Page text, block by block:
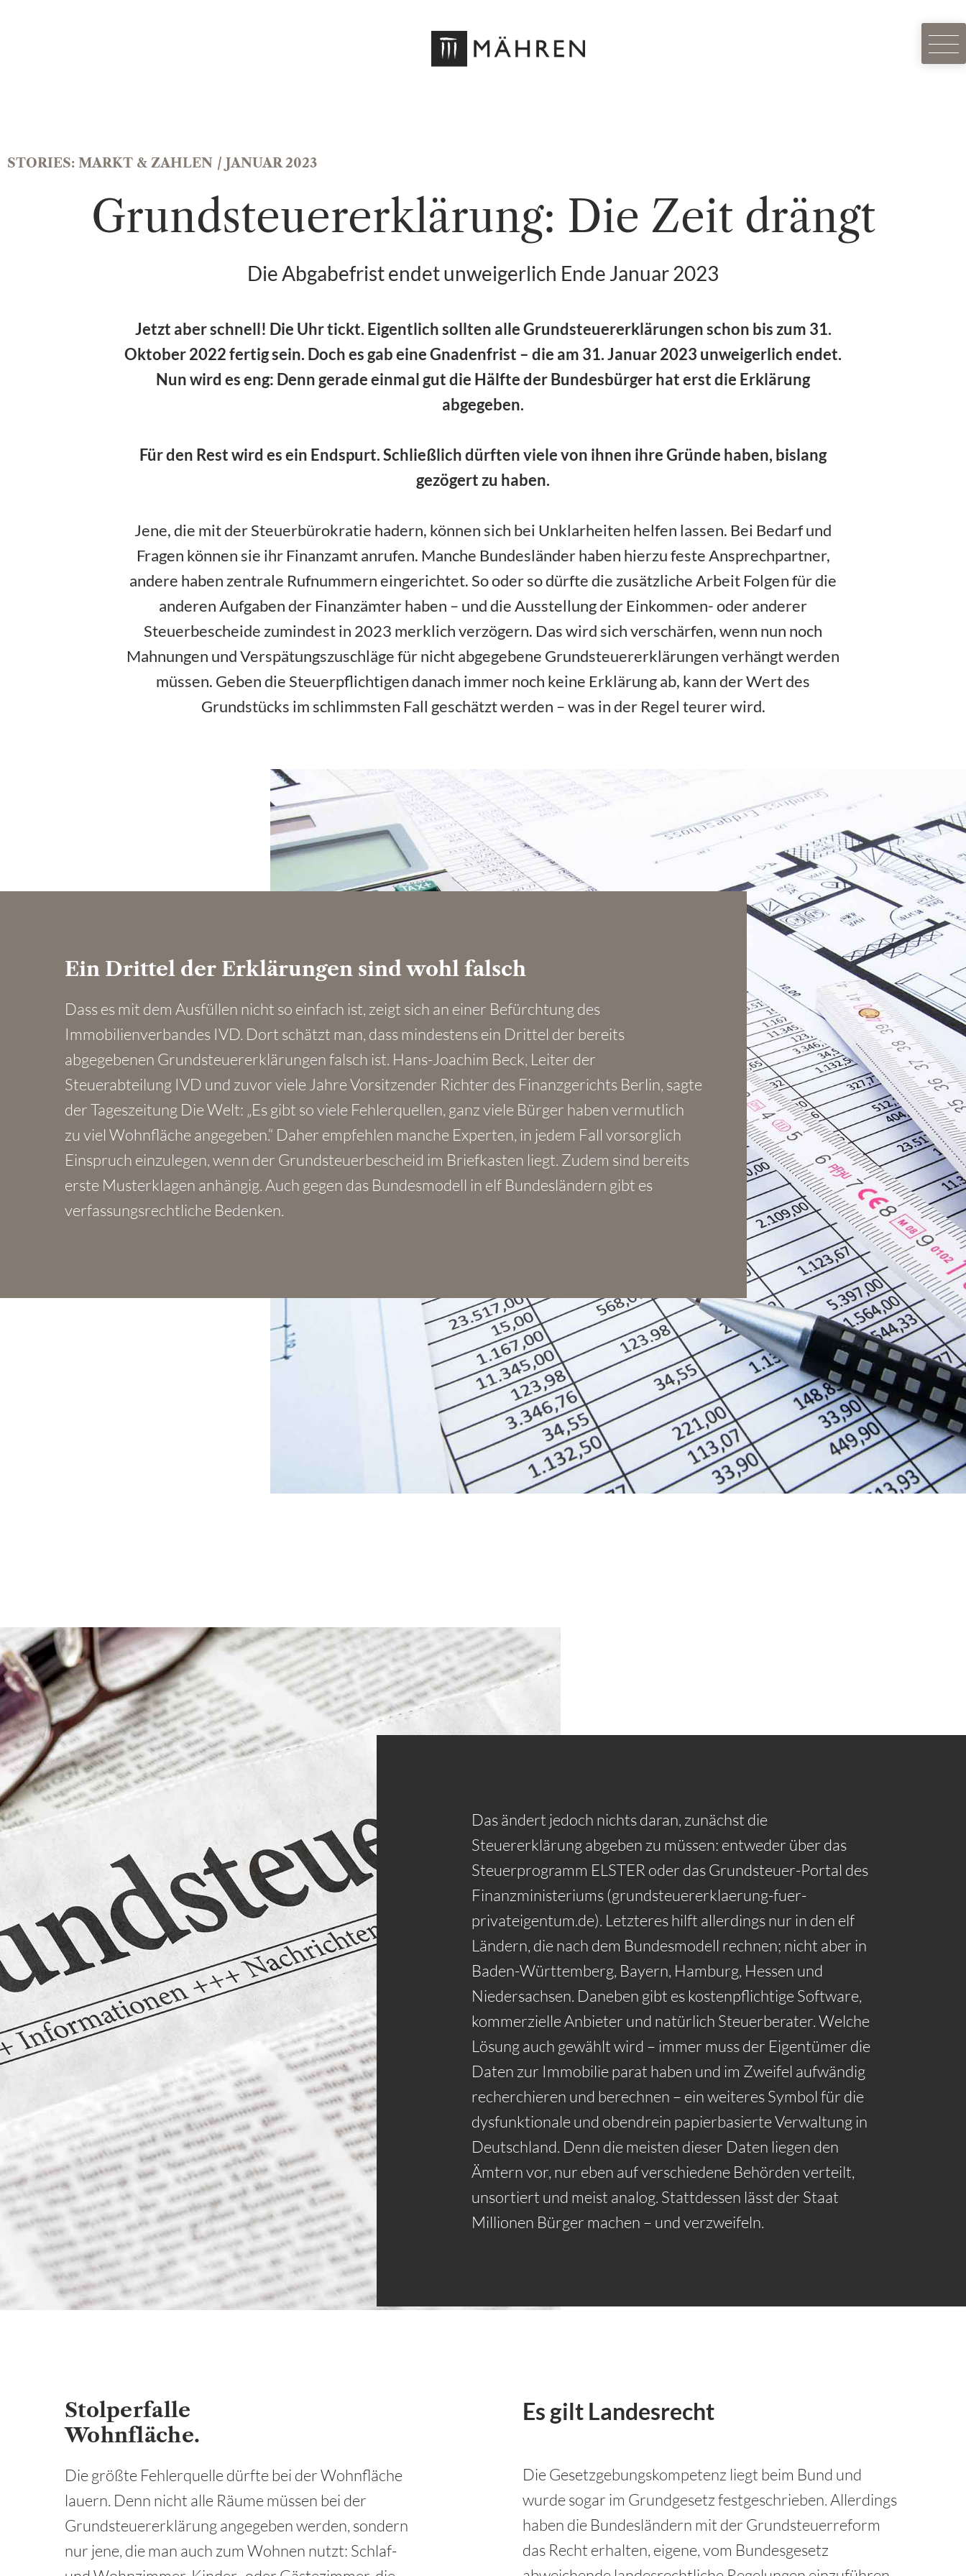
STORIES: MARKT & ZAHLEN / JANUAR 2023
Grundsteuererklärung: Die Zeit drängt
Die Abgabefrist endet unweigerlich Ende Januar 2023
Jetzt aber schnell! Die Uhr tickt. Eigentlich sollten alle Grundsteuererklärungen schon bis zum 31.
Oktober 2022 fertig sein. Doch es gab eine Gnadenfrist – die am 31. Januar 2023 unweigerlich endet.
Nun wird es eng: Denn gerade einmal gut die Hälfte der Bundesbürger hat erst die Erklärung
abgegeben.
Für den Rest wird es ein Endspurt. Schließlich dürften viele von ihnen ihre Gründe haben, bislang
gezögert zu haben.
Jene, die mit der Steuerbürokratie hadern, können sich bei Unklarheiten helfen lassen. Bei Bedarf und
Fragen können sie ihr Finanzamt anrufen. Manche Bundesländer haben hierzu feste Ansprechpartner,
andere haben zentrale Rufnummern eingerichtet. So oder so dürfte die zusätzliche Arbeit Folgen für die
anderen Aufgaben der Finanzämter haben – und die Ausstellung der Einkommen- oder anderer
Steuerbescheide zumindest in 2023 merklich verzögern. Das wird sich verschärfen, wenn nun noch
Mahnungen und Verspätungszuschläge für nicht abgegebene Grundsteuererklärungen verhängt werden
müssen. Geben die Steuerpflichtigen danach immer noch keine Erklärung ab, kann der Wert des
Grundstücks im schlimmsten Fall geschätzt werden – was in der Regel teurer wird.
Ein Drittel der Erklärungen sind wohl falsch
Dass es mit dem Ausfüllen nicht so einfach ist, zeigt sich an einer Befürchtung des
Immobilienverbandes IVD. Dort schätzt man, dass mindestens ein Drittel der bereits
abgegebenen Grundsteuererklärungen falsch ist. Hans-Joachim Beck, Leiter der
Steuerabteilung IVD und zuvor viele Jahre Vorsitzender Richter des Finanzgerichts Berlin, sagte
der Tageszeitung Die Welt: „Es gibt so viele Fehlerquellen, ganz viele Bürger haben vermutlich
zu viel Wohnfläche angegeben.“ Daher empfehlen manche Experten, in jedem Fall vorsorglich
Einspruch einzulegen, wenn der Grundsteuerbescheid im Briefkasten liegt. Zudem sind bereits
erste Musterklagen anhängig. Auch gegen das Bundesmodell in elf Bundesländern gibt es
verfassungsrechtliche Bedenken.
Das ändert jedoch nichts daran, zunächst die
Steuererklärung abgeben zu müssen: entweder über das
Steuerprogramm ELSTER oder das Grundsteuer-Portal des
Finanzministeriums (grundsteuererklaerung-fuer-
privateigentum.de). Letzteres hilft allerdings nur in den elf
Ländern, die nach dem Bundesmodell rechnen; nicht aber in
Baden-Württemberg, Bayern, Hamburg, Hessen und
Niedersachsen. Daneben gibt es kostenpflichtige Software,
kommerzielle Anbieter und natürlich Steuerberater. Welche
Lösung auch gewählt wird – immer muss der Eigentümer die
Daten zur Immobilie parat haben und im Zweifel aufwändig
recherchieren und berechnen – ein weiteres Symbol für die
dysfunktionale und obendrein papierbasierte Verwaltung in
Deutschland. Denn die meisten dieser Daten liegen den
Ämtern vor, nur eben auf verschiedene Behörden verteilt,
unsortiert und meist analog. Stattdessen lässt der Staat
Millionen Bürger machen – und verzweifeln.
Stolperfalle
Wohnfläche.
Die größte Fehlerquelle dürfte bei der Wohnfläche
lauern. Denn nicht alle Räume müssen bei der
Grundsteuererklärung angegeben werden, sondern
nur jene, die man auch zum Wohnen nutzt: Schlaf-
Es gilt Landesrecht
Die Gesetzgebungskompetenz liegt beim Bund und
wurde sogar im Grundgesetz festgeschrieben. Allerdings
haben die Bundesländern mit der Grundsteuerreform
das Recht erhalten, eigene, vom Bundesgesetz